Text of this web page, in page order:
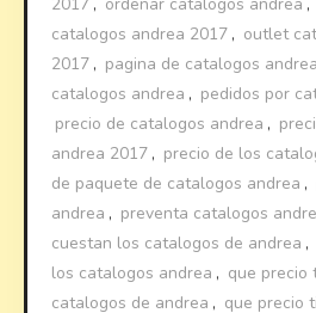
catalogos andrea 2017 , outlet
2017 , pagina de catalogos andrea
catalogos andrea , pedidos por
precio de catalogos andrea ,
andrea 2017 , precio de los
de paquete de catalogos andrea ,
andrea , preventa catalogos
cuestan los catalogos de andrea ,
los catalogos andrea , que precio
catalogos de andrea , que precio